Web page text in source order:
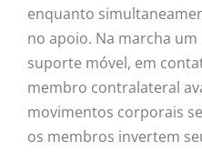
enquanto
no apoio. Na marcha
suporte móvel, em
membro contralateral
movimentos corporais
os membros invertem